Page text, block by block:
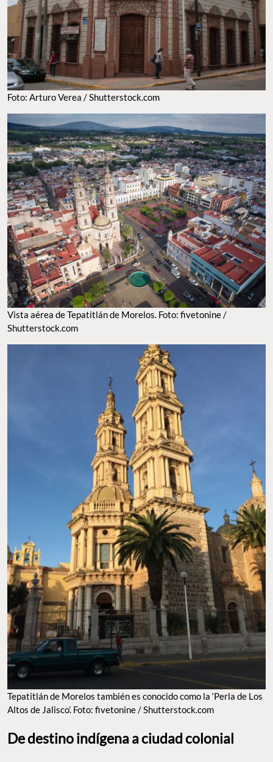
Foto: Arturo Verea / Shutterstock.com
Vista aérea de Tepatitlán de Morelos. Foto: fivetonine /
Shutterstock.com
Tepatitlán de Morelos también es conocido como la ‘Perla de Los
Altos de Jalisco’. Foto: fivetonine / Shutterstock.com
De destino indígena a ciudad colonial